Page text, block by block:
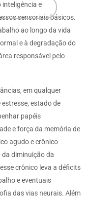
e
sensoriais básicos.
ao longo da vida
e à degradação do
responsável pelo
em qualquer
estado de
papéis
e força da memória de
agudo e crônico
diminuição da
crônico leva a déficits
e eventuais
das vias neurais. Além